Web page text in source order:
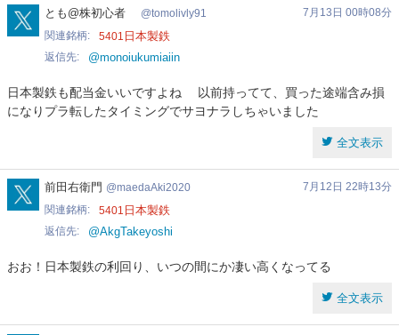
tomolivly91
とも@株初心者 tomolivly91
7月13日 00時08分
関連銘柄
5401 日本製鉄
返信先 @monoiukumiaiin
日本製鉄も配当金いいですよね 以前持ってて、買った途端含み損
になりプラ転したタイミングでサヨナラしちゃいました
全文表示
maedaAki2020
前田右衛門 maedaAki2020
7月12日 22時13分
関連銘柄
5401 日本製鉄
返信先 @AkgTakeyoshi
おお！日本製鉄の利回り、いつの間にか凄い高くなってる
全文表示